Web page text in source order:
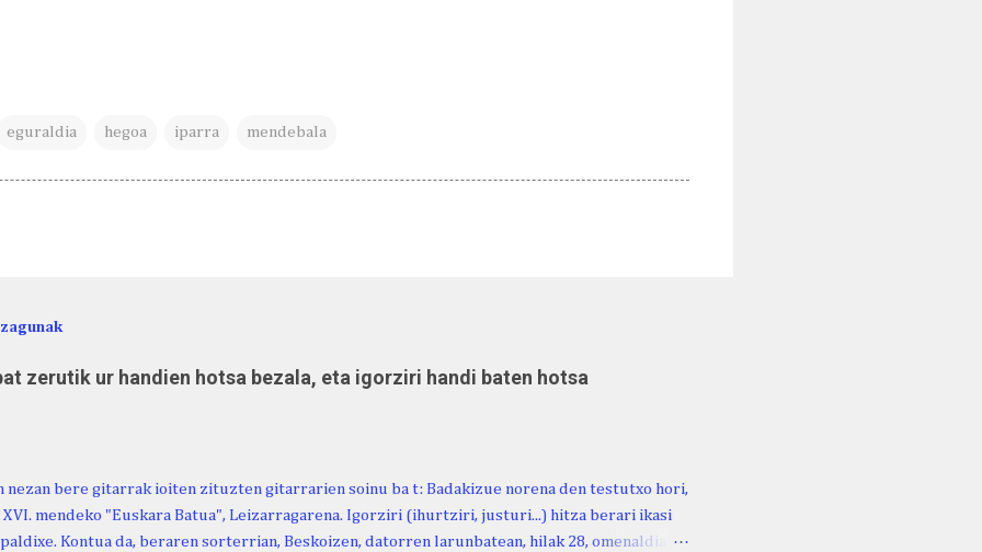
eguraldia hegoa iparra mendebala
zerutik ur handien hotsa bezala, eta igorziri handi baten hotsa
nezan bere gitarrak ioiten zituzten gitarrarien soinu ba t: Badakizue norena den testutxo hori,
XVI. mendeko "Euskara Batua", Leizarragarena. Igorziri (ihurtziri, justuri...) hitza berari ikasi
Kontua da, beraren sorterrian, Beskoizen, datorren larunbatean, hilak 28, omenaldia